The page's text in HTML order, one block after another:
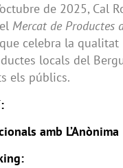
de 2025, Cal
Mercat de Productes
celebra la qualitat
locals del
els públics.
amb L’Anònima